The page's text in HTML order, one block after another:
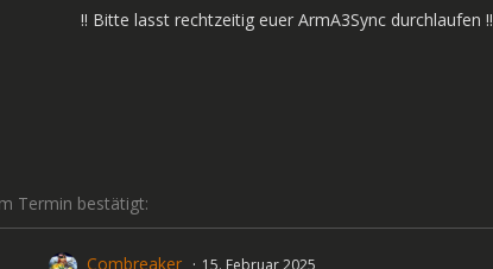
!! Bitte lasst rechtzeitig euer ArmA3Sync durchlaufen !!
Termin bestätigt:
Combreaker 15. Februar 2025